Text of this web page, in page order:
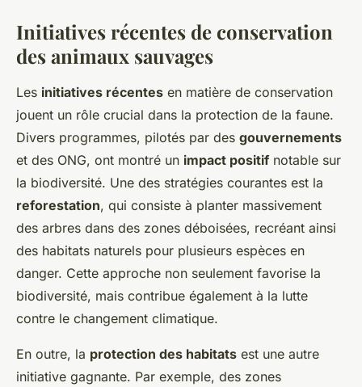
Initiatives récentes de conservation
des animaux sauvages
Les initiatives récentes en matière de conservation
jouent un rôle crucial dans la protection de la faune.
Divers programmes, pilotés par des gouvernements
et des ONG, ont montré un impact positif notable sur
la biodiversité. Une des stratégies courantes est la
reforestation, qui consiste à planter massivement
des arbres dans des zones déboisées, recréant ainsi
des habitats naturels pour plusieurs espèces en
danger. Cette approche non seulement favorise la
biodiversité, mais contribue également à la lutte
contre le changement climatique.
En outre, la protection des habitats est une autre
initiative gagnante. Par exemple, des zones